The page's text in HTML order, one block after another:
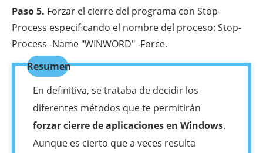
Paso 5. Forzar el cierre del programa con Stop-
Process especificando el nombre del proceso: Stop-
Process -Name "WINWORD" -Force.
Resumen
En definitiva, se trataba de decidir los
diferentes métodos que te permitirán
forzar cierre de aplicaciones en Windows.
Aunque es cierto que a veces resulta